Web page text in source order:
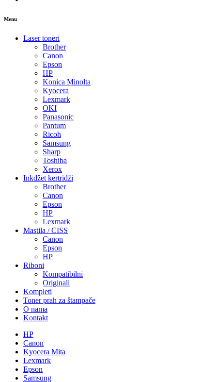
Menu
Laser toneri
Brother
Canon
Epson
HP
Konica Minolta
Kyocera
Lexmark
OKI
Panasonic
Pantum
Ricoh
Samsung
Sharp
Toshiba
Xerox
Inkdžet kertridži
Brother
Canon
Epson
HP
Lexmark
Mastila / CISS
Canon
Epson
HP
Riboni
Kompatibilni
Originali
Kompleti
Toner prah za štampače
O nama
Kontakt
HP
Canon
Kyocera Mita
Lexmark
Epson
Samsung